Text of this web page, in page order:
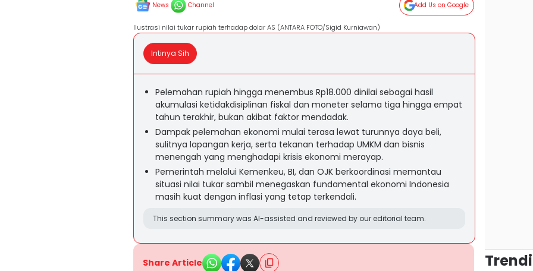
News Channel Add Us on Google
Ilustrasi nilai tukar rupiah terhadap dolar AS (ANTARA FOTO/Sigid Kurniawan)
Intinya Sih
Pelemahan rupiah hingga menembus Rp18.000 dinilai sebagai hasil
akumulasi ketidakdisiplinan fiskal dan moneter selama tiga hingga empat
tahun terakhir, bukan akibat faktor mendadak.
Dampak pelemahan ekonomi mulai terasa lewat turunnya daya beli,
sulitnya lapangan kerja, serta tekanan terhadap UMKM dan bisnis
menengah yang menghadapi krisis ekonomi merayap.
Pemerintah melalui Kemenkeu, BI, dan OJK berkoordinasi memantau
situasi nilai tukar sambil menegaskan fundamental ekonomi Indonesia
masih kuat dengan inflasi yang tetap terkendali.
This section summary was AI-assisted and reviewed by our editorial team.
Share Article